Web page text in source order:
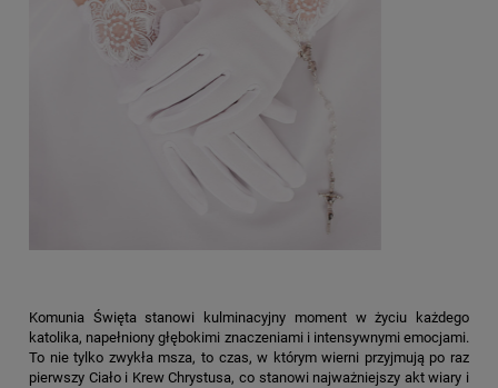
Komunia Święta stanowi kulminacyjny moment w życiu każdego
katolika, napełniony głębokimi znaczeniami i intensywnymi emocjami.
To nie tylko zwykła msza, to czas, w którym wierni przyjmują po raz
pierwszy Ciało i Krew Chrystusa, co stanowi najważniejszy akt wiary i